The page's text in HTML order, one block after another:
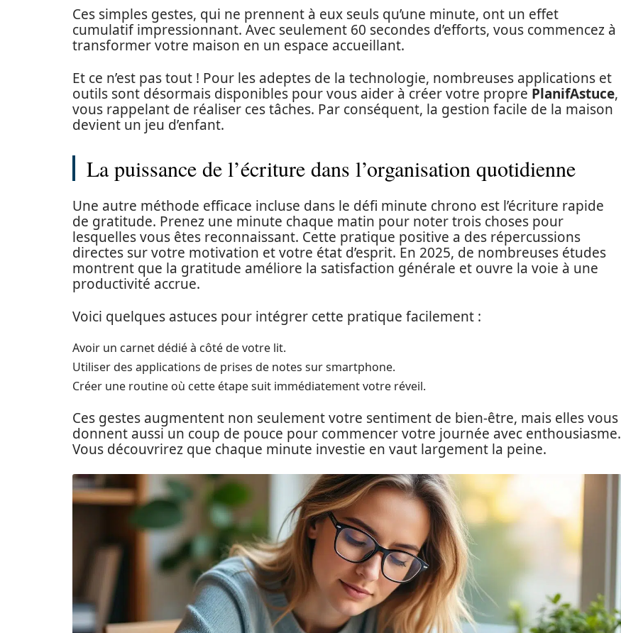
Ces simples gestes, qui ne prennent à eux seuls qu’une minute, ont un effet
cumulatif impressionnant. Avec seulement 60 secondes d’efforts, vous commencez à
transformer votre maison en un espace accueillant.
Et ce n’est pas tout ! Pour les adeptes de la technologie, nombreuses applications et
outils sont désormais disponibles pour vous aider à créer votre propre PlanifAstuce,
vous rappelant de réaliser ces tâches. Par conséquent, la gestion facile de la maison
devient un jeu d’enfant.
La puissance de l’écriture dans l’organisation quotidienne
Une autre méthode efficace incluse dans le défi minute chrono est l’écriture rapide
de gratitude. Prenez une minute chaque matin pour noter trois choses pour
lesquelles vous êtes reconnaissant. Cette pratique positive a des répercussions
directes sur votre motivation et votre état d’esprit. En 2025, de nombreuses études
montrent que la gratitude améliore la satisfaction générale et ouvre la voie à une
productivité accrue.
Voici quelques astuces pour intégrer cette pratique facilement :
Avoir un carnet dédié à côté de votre lit.
Utiliser des applications de prises de notes sur smartphone.
Créer une routine où cette étape suit immédiatement votre réveil.
Ces gestes augmentent non seulement votre sentiment de bien-être, mais elles vous
donnent aussi un coup de pouce pour commencer votre journée avec enthousiasme.
Vous découvrirez que chaque minute investie en vaut largement la peine.